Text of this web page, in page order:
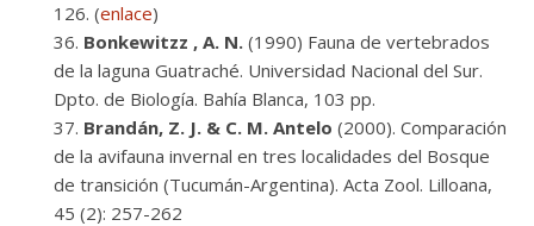
126. (enlace)
Bonkewitzz , A. N. (1990) Fauna de vertebrados
de la laguna Guatraché. Universidad Nacional del Sur.
Dpto. de Biología. Bahía Blanca, 103 pp.
Brandán, Z. J. & C. M. Antelo (2000). Comparación
de la avifauna invernal en tres localidades del Bosque
de transición (Tucumán-Argentina). Acta Zool. Lilloana,
45 (2): 257-262